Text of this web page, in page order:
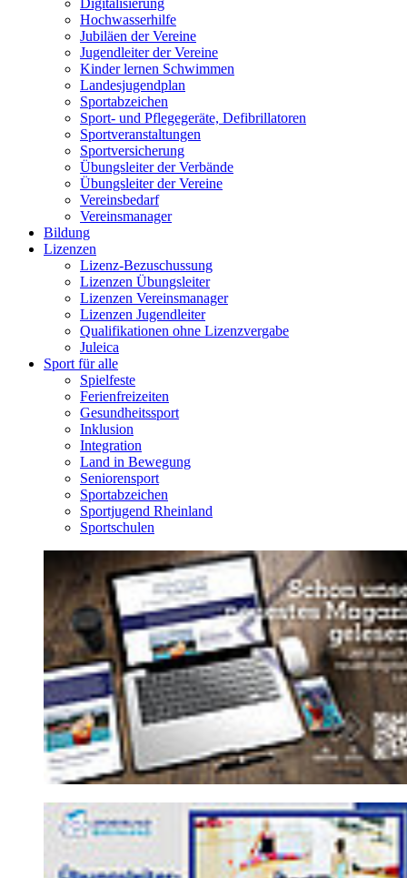
Digitalisierung
Hochwasserhilfe
Jubiläen der Vereine
Jugendleiter der Vereine
Kinder lernen Schwimmen
Landesjugendplan
Sportabzeichen
Sport- und Pflegegeräte, Defibrillatoren
Sportveranstaltungen
Sportversicherung
Übungsleiter der Verbände
Übungsleiter der Vereine
Vereinsbedarf
Vereinsmanager
Bildung
Lizenzen
Lizenz-Bezuschussung
Lizenzen Übungsleiter
Lizenzen Vereinsmanager
Lizenzen Jugendleiter
Qualifikationen ohne Lizenzvergabe
Juleica
Sport für alle
Spielfeste
Ferienfreizeiten
Gesundheitssport
Inklusion
Integration
Land in Bewegung
Seniorensport
Sportabzeichen
Sportjugend Rheinland
Sportschulen